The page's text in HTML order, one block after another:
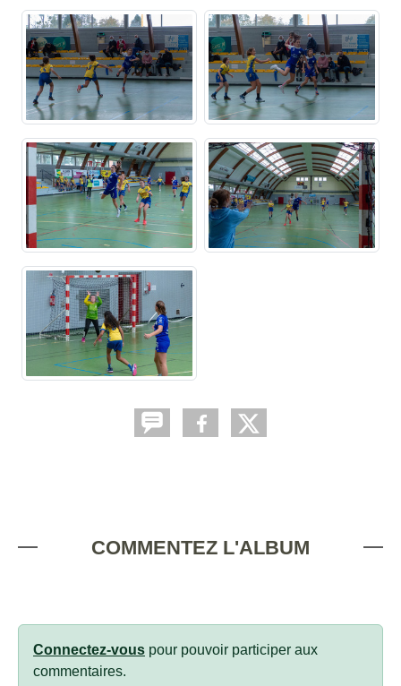
COMMENTEZ L'ALBUM
Connectez-vous pour pouvoir participer aux
commentaires.